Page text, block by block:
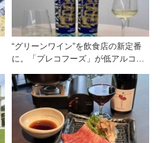
“グリーンワイン”を飲食店の新定番
に。「プレコフーズ」が低アルコー